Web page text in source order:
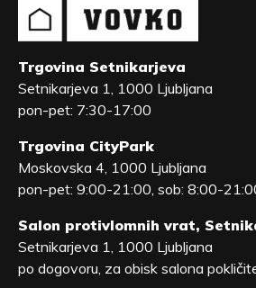
Trgovina Setnikarjeva
Setnikarjeva 1, 1000 Ljubljana
pon-pet: 7:30-17:00
Trgovina CityPark
Moskovska 4, 1000 Ljubljana
pon-pet: 9:00-21:00, sob: 8:00-
Salon protivlomnih vrat,
Setnikarjeva 1, 1000 Ljubljana
po dogovoru, za obisk salona